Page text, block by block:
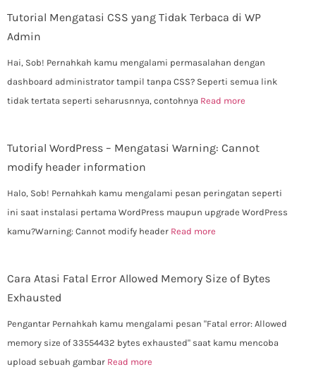
Tutorial Mengatasi CSS yang Tidak Terbaca di WP
Admin
Hai, Sob! Pernahkah kamu mengalami permasalahan dengan
dashboard administrator tampil tanpa CSS? Seperti semua link
tidak tertata seperti seharusnnya, contohnya Read more
Tutorial WordPress – Mengatasi Warning: Cannot
modify header information
Halo, Sob! Pernahkah kamu mengalami pesan peringatan seperti
ini saat instalasi pertama WordPress maupun upgrade WordPress
kamu?Warning: Cannot modify header Read more
Cara Atasi Fatal Error Allowed Memory Size of Bytes
Exhausted
Pengantar Pernahkah kamu mengalami pesan "Fatal error: Allowed
memory size of 33554432 bytes exhausted" saat kamu mencoba
upload sebuah gambar Read more